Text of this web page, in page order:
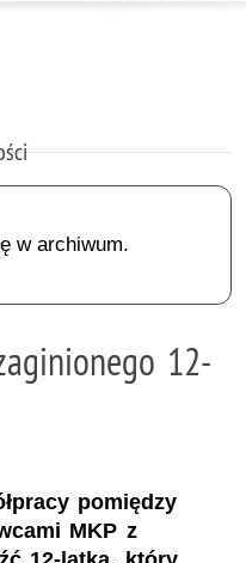
w archiwum.
12-
pomiędzy
MKP z